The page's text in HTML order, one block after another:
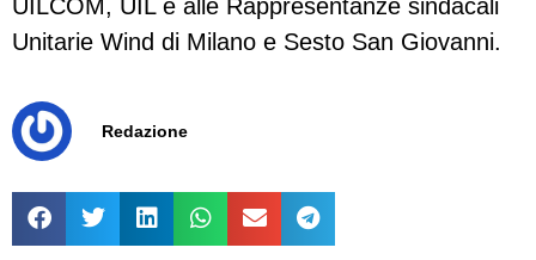
UILCOM, UIL e alle Rappresentanze sindacali
Unitarie Wind di Milano e Sesto San Giovanni.
Redazione